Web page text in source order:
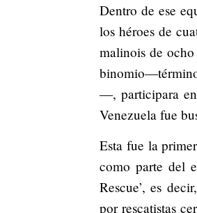
Dentro de ese
los héroes de
malinois de
—, participara en
Venezuela fue
Esta fue la
como parte del
Rescue’, es
por rescatistas